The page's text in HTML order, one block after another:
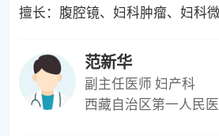
擅长：腹腔镜、妇科肿瘤、妇科
范新华
副主任医师 妇产科
西藏自治区第一人民